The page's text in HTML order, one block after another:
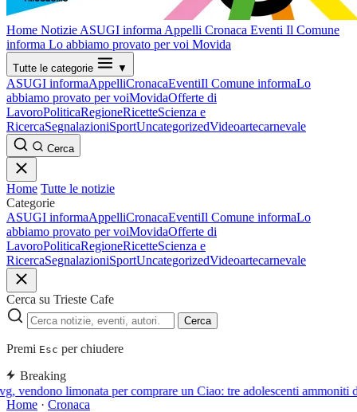
Home Notizie ASUGI informa Appelli Cronaca Eventi Il Comune
informa Lo abbiamo provato per voi Movida
Tutte le categorie ▼
ASUGI informaAppelliCronacaEventiIl Comune informaLo
abbiamo provato per voiMovidaOfferte di
LavoroPoliticaRegioneRicetteScienza e
RicercaSegnalazioniSportUncategorizedVideoartecarnevale
Cerca
Home Tutte le notizie
Categorie
ASUGI informaAppelliCronacaEventiIl Comune informaLo
abbiamo provato per voiMovidaOfferte di
LavoroPoliticaRegioneRicetteScienza e
RicercaSegnalazioniSportUncategorizedVideoartecarnevale
Cerca su Trieste Cafe
Cerca
Premi Esc per chiudere
Breaking
vendono limonata per comprare un Ciao: tre adolescenti ammoniti
Home · Cronaca